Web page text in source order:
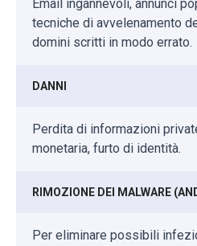
Email ingannevoli, annunci
tecniche di avvelenamento
domini scritti in modo errato.
DANNI
Perdita di informazioni
monetaria, furto di identità.
RIMOZIONE DEI MALWARE
Per eliminare possibili